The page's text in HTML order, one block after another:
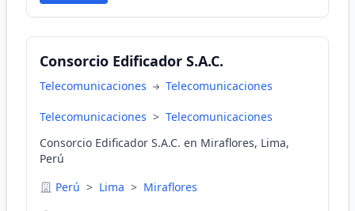
Consorcio Edificador S.A.C.
Telecomunicaciones Telecomunicaciones
Telecomunicaciones > Telecomunicaciones
Consorcio Edificador S.A.C. en Miraflores, Lima,
Perú
Perú > Lima > Miraflores